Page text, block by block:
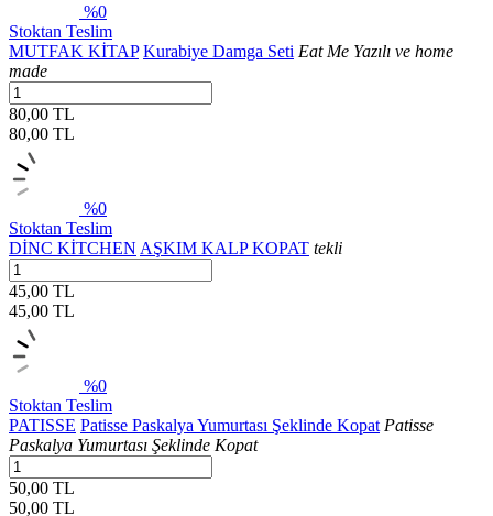
%0
Stoktan Teslim
MUTFAK KİTAP Kurabiye Damga Seti Eat Me Yazılı ve home
made
80,00 TL
80,00 TL
%0
Stoktan Teslim
DİNC KİTCHEN AŞKIM KALP KOPAT tekli
45,00 TL
45,00 TL
%0
Stoktan Teslim
PATISSE Patisse Paskalya Yumurtası Şeklinde Kopat Patisse
Paskalya Yumurtası Şeklinde Kopat
50,00 TL
50,00 TL